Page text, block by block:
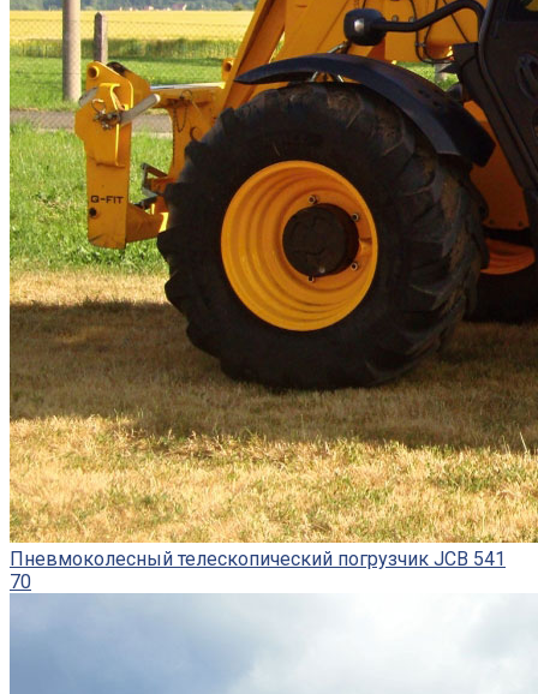
Пневмоколесный телескопический погрузчик JCB 541
70